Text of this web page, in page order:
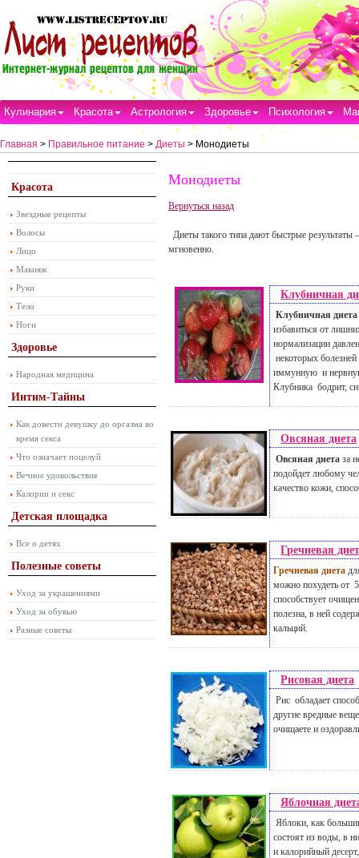
Кулинария Красота Астрология Здоровье Психология
Главная > Правильное питание > Диеты > Монодиеты
Красота
Звездные рецепты
Волосы
Лицо
Макияж
Руки
Тело
Ноги
Здоровье
Народная медицина
Интим-Тайны
Как довести девушку до оргазма во
время секса
Что означает поцелуй
Вечное удовольствие
Калории и секс
Детская площадка
Все о детях
Полезные советы
Уход за украшениями
Уход за обувью
Разные советы
Монодиеты
Вернуться назад
Диеты такого типа дают быстрые
мгновенно.
Клубничная
Клубничная диета
избавиться от
нормализации
некоторых
иммунную и нервную
Клубника бодрит,
Овсяная диета
Овсяная диетаза
подойдет любому
качество кожи,
Гречневая
Гречневая диета
можно похудеть от
способствует
полезна, в ней
кальций.
Рисовая диета
Рис обладает
другие вредные
очищаете и
Яблочная
Яблоки, как
состоят из воды, в
и калорийный